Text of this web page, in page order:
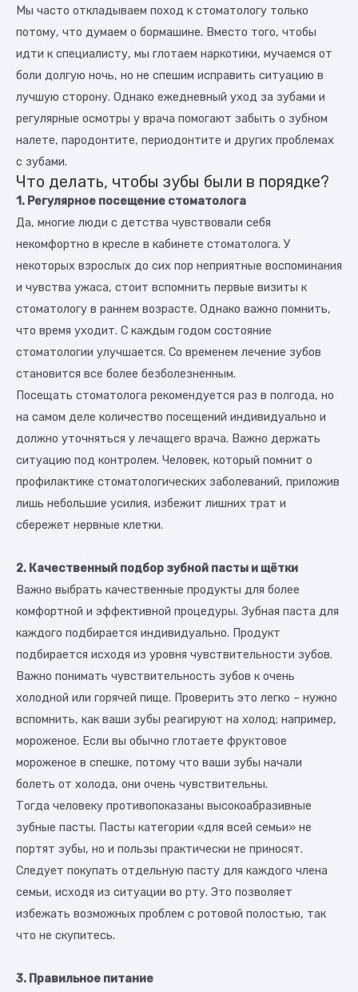
Мы часто откладываем поход к стоматологу только
потому, что думаем о бормашине. Вместо того, чтобы
идти к специалисту, мы глотаем наркотики, мучаемся от
боли долгую ночь, но не спешим исправить ситуацию в
лучшую сторону. Однако ежедневный уход за зубами и
регулярные осмотры у врача помогают забыть о зубном
налете, пародонтите, периодонтите и других проблемах
с зубами.
Что делать, чтобы зубы были в порядке?
1. Регулярное посещение стоматолога
Да, многие люди с детства чувствовали себя
некомфортно в кресле в кабинете стоматолога. У
некоторых взрослых до сих пор неприятные воспоминания
и чувства ужаса, стоит вспомнить первые визиты к
стоматологу в раннем возрасте. Однако важно помнить,
что время уходит. С каждым годом состояние
стоматологии улучшается. Со временем лечение зубов
становится все более безболезненным.
Посещать стоматолога рекомендуется раз в полгода, но
на самом деле количество посещений индивидуально и
должно уточняться у лечащего врача. Важно держать
ситуацию под контролем. Человек, который помнит о
профилактике стоматологических заболеваний, приложив
лишь небольшие усилия, избежит лишних трат и
сбережет нервные клетки.
2. Качественный подбор зубной пасты и щётки
Важно выбрать качественные продукты для более
комфортной и эффективной процедуры. Зубная паста для
каждого подбирается индивидуально. Продукт
подбирается исходя из уровня чувствительности зубов.
Важно понимать чувствительность зубов к очень
холодной или горячей пище. Проверить это легко – нужно
вспомнить, как ваши зубы реагируют на холод; например,
мороженое. Если вы обычно глотаете фруктовое
мороженое в спешке, потому что ваши зубы начали
болеть от холода, они очень чувствительны.
Тогда человеку противопоказаны высокоабразивные
зубные пасты. Пасты категории «для всей семьи» не
портят зубы, но и пользы практически не приносят.
Следует покупать отдельную пасту для каждого члена
семьи, исходя из ситуации во рту. Это позволяет
избежать возможных проблем с ротовой полостью, так
что не скупитесь.
3. Правильное питание